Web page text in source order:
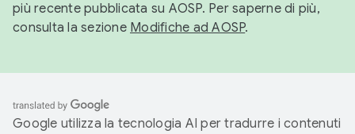
più recente pubblicata su AOSP. Per saperne di più,
consulta la sezione Modifiche ad AOSP.
Google utilizza la tecnologia AI per tradurre i contenuti